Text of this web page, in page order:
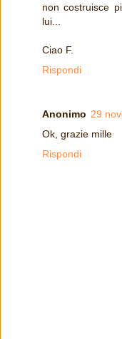
non costruisce
lui...
Ciao F.
Rispondi
Anonimo 29
Ok, grazie mille
Rispondi